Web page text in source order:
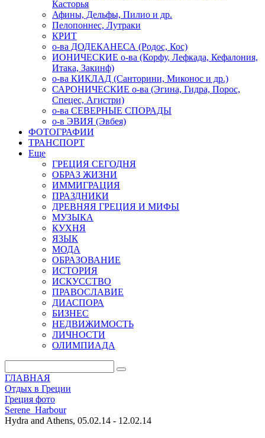
Касторья
Афины, Дельфы, Пилио и др.
Пелопоннес, Лутраки
КРИТ
о-ва ДОДЕКАНЕСА (Родос, Кос)
ИОНИЧЕСКИЕ о-ва (Корфу, Лефкада, Кефалония,
Итака, Закинф)
о-ва КИКЛАД (Санторини, Миконос и др.)
САРОНИЧЕСКИЕ о-ва (Эгина, Гидра, Порос,
Спецес, Агистри)
о-ва СЕВЕРНЫЕ СПОРАДЫ
о-в ЭВИЯ (Эвбея)
ФОТОГРАФИИ
ТРАНСПОРТ
Еще
ГРЕЦИЯ СЕГОДНЯ
ОБРАЗ ЖИЗНИ
ИММИГРАЦИЯ
ПРАЗДНИКИ
ДРЕВНЯЯ ГРЕЦИЯ И МИФЫ
МУЗЫКА
КУХНЯ
ЯЗЫК
МОДА
ОБРАЗОВАНИЕ
ИСТОРИЯ
ИСКУССТВО
ПРАВОСЛАВИЕ
ДИАСПОРА
БИЗНЕС
НЕДВИЖИМОСТЬ
ЛИЧНОСТИ
ОЛИМПИАДА
ГЛАВНАЯ
Отдых в Греции
Греция фото
Serene_Harbour
Hydra and Athens, 05.02.14 - 12.02.14